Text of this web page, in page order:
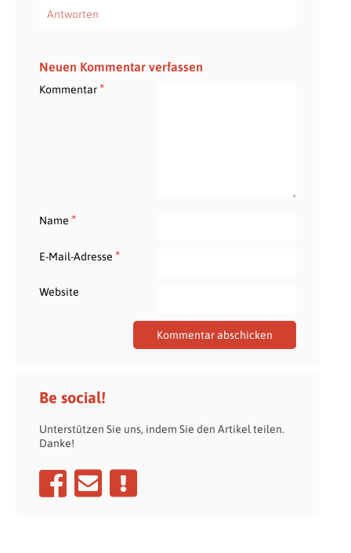
Antworten
Neuen Kommentar verfassen
Kommentar*
Name *
E-Mail-Adresse *
Website
Be social!
Unterstützen Sie uns, indem Sie den Artikel teilen.
Danke!